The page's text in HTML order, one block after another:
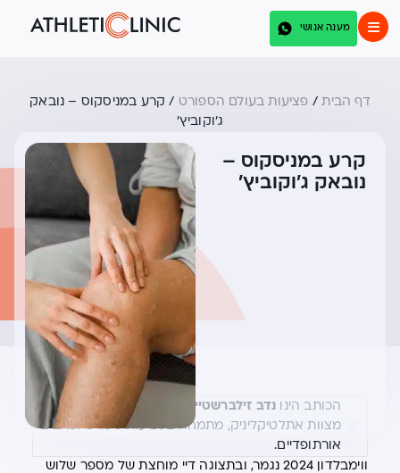
מענה אנושי
דף הבית/ פציעות בעולם הספורט / קרע במניסקוס – נובאק
ג’וקוביץ’
קרע במניסקוס –
נובאק ג'וקוביץ'
הכותב הינו נדב זילברשטיין,
פיזיותרפיסט ספורט
מצוות אתלטיקליניק, מתמחה בפציעות ספורט וכאבים
אורתופדיים.
ווימבלדון 2024 נגמר, ובתצוגה דיי מוחצת של מספר שלוש